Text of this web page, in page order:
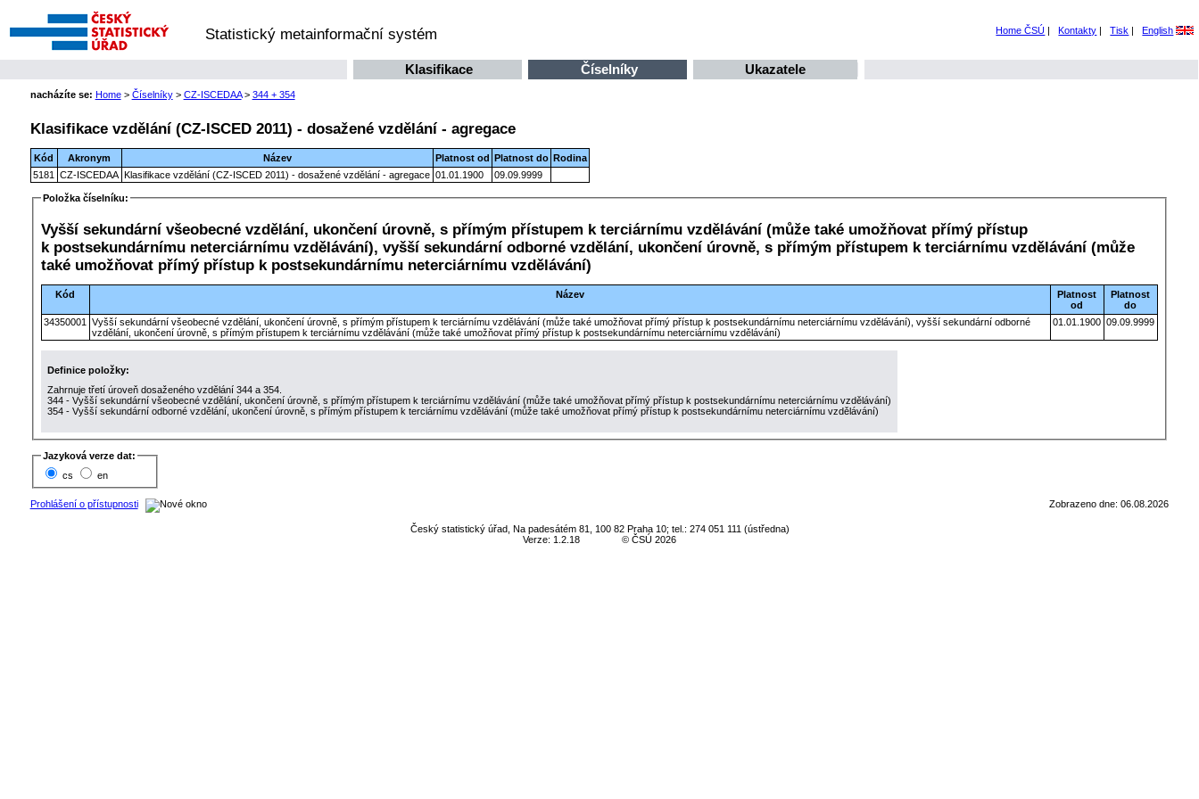
Statistický metainformační systém Home ČSÚ | Kontakty | Tisk | English
Klasifikace Číselníky Ukazatele
nacházíte se: Home> Číselníky> CZ-ISCEDAA> 344 + 354
Klasifikace vzdělání (CZ-ISCED 2011) - dosažené vzdělání - agregace
Kód Akronym Název Platnost od Platnost do Rodina
5181
CZ-ISCEDAA Klasifikace vzdělání (CZ-ISCED 2011) - dosažené vzdělání - agregace 01.01.1900 09.09.9999
Položka číselníku:
Vyšší sekundární všeobecné vzdělání, ukončení úrovně, s přímým přístupem k terciárnímu vzdělávání (může také umožňovat přímý přístup
k postsekundárnímu neterciárnímu vzdělávání), vyšší sekundární odborné vzdělání, ukončení úrovně, s přímým přístupem k terciárnímu vzdělávání (může
také umožňovat přímý přístup k postsekundárnímu neterciárnímu vzdělávání)
Kód Název
Platnost
od
Platnost
do
34350001
Vyšší sekundární všeobecné vzdělání, ukončení úrovně, s přímým přístupem k terciárnímu vzdělávání (může také umožňovat přímý přístup k postsekundárnímu neterciárnímu vzdělávání), vyšší sekundární odborné
vzdělání, ukončení úrovně, s přímým přístupem k terciárnímu vzdělávání (může také umožňovat přímý přístup k postsekundárnímu neterciárnímu vzdělávání)
01.01.1900 09.09.9999
Definice položky:
Zahrnuje třetí úroveň dosaženého vzdělání 344 a 354.
344 - Vyšší sekundární všeobecné vzdělání, ukončení úrovně, s přímým přístupem k terciárnímu vzdělávání (může také umožňovat přímý přístup k postsekundárnímu neterciárnímu vzdělávání)
354 - Vyšší sekundární odborné vzdělání, ukončení úrovně, s přímým přístupem k terciárnímu vzdělávání (může také umožňovat přímý přístup k postsekundárnímu neterciárnímu vzdělávání)
Jazyková verze dat:
cs
en
Prohlášení o přístupnosti Zobrazeno dne: 06.08.2026
Český statistický úřad, Na padesátém 81, 100 82 Praha 10; tel.: 274 051 111 (ústředna)
Verze: 1.2.18
© ČSÚ 2026